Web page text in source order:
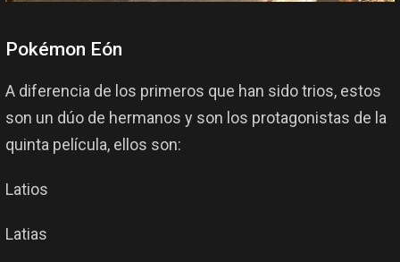
Pokémon Eón
A diferencia de los primeros que han sido trios, estos
son un dúo de hermanos y son los protagonistas de la
quinta película, ellos son:
Latios
Latias